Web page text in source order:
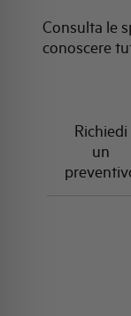
Consulta le
conoscere
Richiedi
un